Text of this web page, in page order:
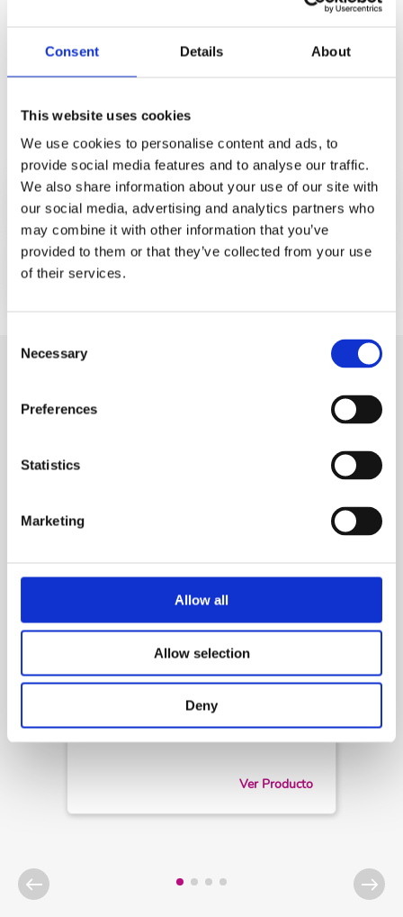
Consent Details About
This website uses cookies
We use cookies to personalise content and ads, to
provide social media features and to analyse our traffic.
We also share information about your use of our site with
our social media, advertising and analytics partners who
may combine it with other information that you’ve
provided to them or that they’ve collected from your use
of their services.
Selection
Necessary
Preferences
Statistics
Marketing
Allow all
Allow selection
Deny
CÓDIGO Descripción
Mostrar menos
Modo de empleo
Documentación
Ver Producto